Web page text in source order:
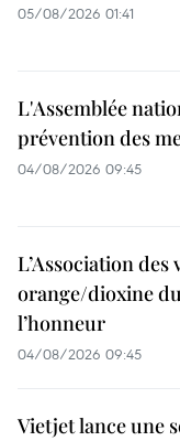
05/08/2026 01:41
L'Assemblée
prévention des
04/08/2026 09:45
L’Association des
orange/dioxine
l’honneur
04/08/2026 09:45
Vietjet lance une